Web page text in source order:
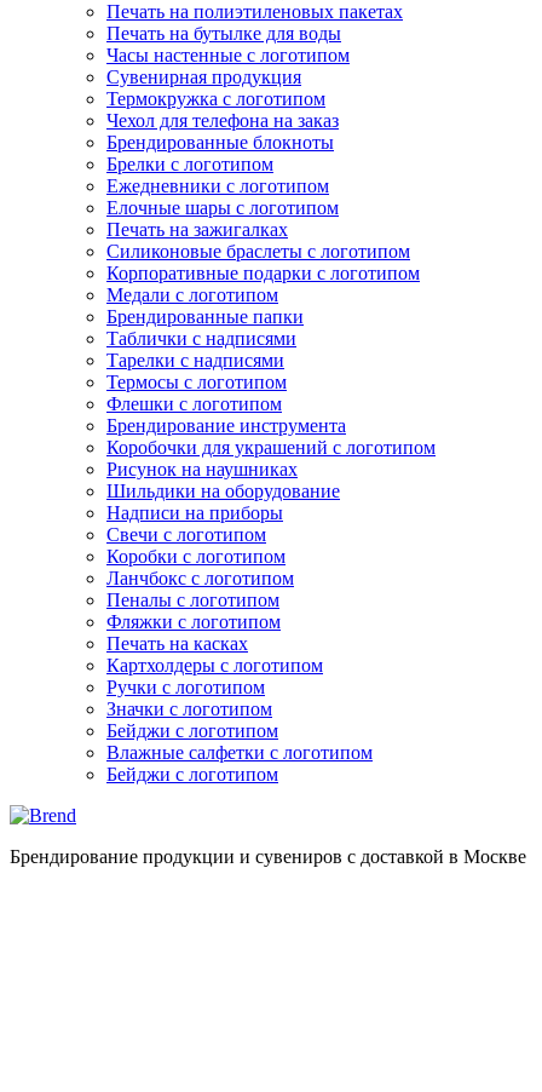
Печать на полиэтиленовых пакетах
Печать на бутылке для воды
Часы настенные с логотипом
Сувенирная продукция
Термокружка с логотипом
Чехол для телефона на заказ
Брендированные блокноты
Брелки с логотипом
Ежедневники с логотипом
Елочные шары с логотипом
Печать на зажигалках
Силиконовые браслеты с логотипом
Корпоративные подарки с логотипом
Медали с логотипом
Брендированные папки
Таблички с надписями
Тарелки с надписями
Термосы с логотипом
Флешки с логотипом
Брендирование инструмента
Коробочки для украшений с логотипом
Рисунок на наушниках
Шильдики на оборудование
Надписи на приборы
Свечи с логотипом
Коробки с логотипом
Ланчбокс с логотипом
Пеналы с логотипом
Фляжки с логотипом
Печать на касках
Картхолдеры с логотипом
Ручки с логотипом
Значки с логотипом
Бейджи с логотипом
Влажные салфетки с логотипом
Бейджи с логотипом
Брендирование продукции и сувениров с доставкой в Москве